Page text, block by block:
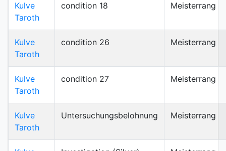
Kulve
Taroth
condition 18 Meisterrang
Kulve
Taroth
condition 26 Meisterrang
Kulve
Taroth
condition 27 Meisterrang
Kulve
Taroth
Untersuchungsbelohnung Meisterrang